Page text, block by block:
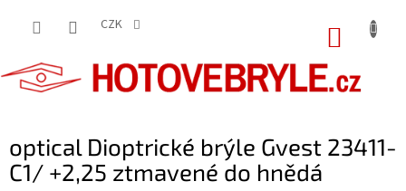
CZK
optical Dioptrické brýle Gvest 23411-
C1/ +2,25 ztmavené do hnědá